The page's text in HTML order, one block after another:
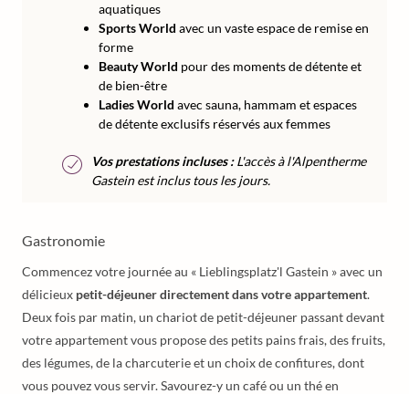
aquatiques
Sports World avec un vaste espace de remise en
forme
Beauty World pour des moments de détente et
de bien-être
Ladies World avec sauna, hammam et espaces
de détente exclusifs réservés aux femmes
Vos prestations incluses :L'accès à l'Alpentherme
Gastein est inclus tous les jours.
Gastronomie
Commencez votre journée au « Lieblingsplatz'l Gastein » avec un
délicieux petit-déjeuner directement dans votre appartement.
Deux fois par matin, un chariot de petit-déjeuner passant devant
votre appartement vous propose des petits pains frais, des fruits,
des légumes, de la charcuterie et un choix de confitures, dont
vous pouvez vous servir. Savourez-y un café ou un thé en